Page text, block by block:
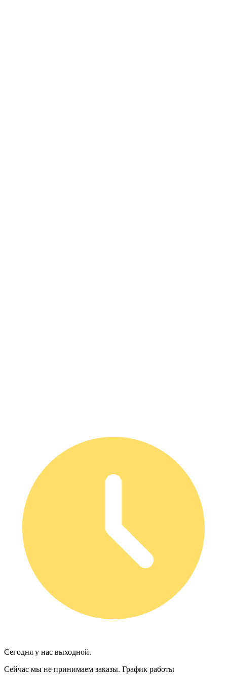
Сегодня у нас выходной.
Сейчас мы не принимаем заказы. График работы